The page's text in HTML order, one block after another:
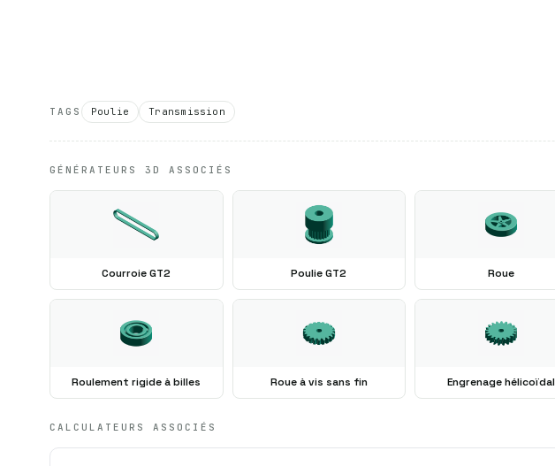
TAGS Poulie Transmission
GÉNÉRATEURS 3D ASSOCIÉS
Courroie GT2 Poulie GT2 Roue
Roulement rigide à billes Roue à vis sans fin Engrenage hélicoïdal
CALCULATEURS ASSOCIÉS